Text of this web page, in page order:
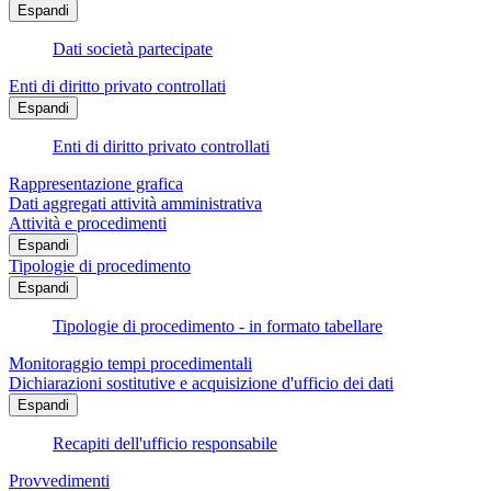
Espandi
Dati società partecipate
Enti di diritto privato controllati
Espandi
Enti di diritto privato controllati
Rappresentazione grafica
Dati aggregati attività amministrativa
Attività e procedimenti
Espandi
Tipologie di procedimento
Espandi
Tipologie di procedimento - in formato tabellare
Monitoraggio tempi procedimentali
Dichiarazioni sostitutive e acquisizione d'ufficio dei dati
Espandi
Recapiti dell'ufficio responsabile
Provvedimenti